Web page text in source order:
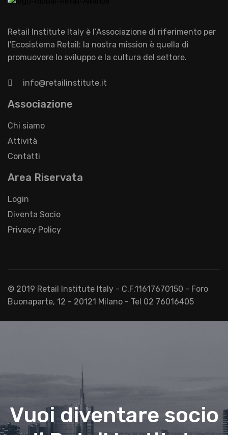
Retail Institute Italy è l’Associazione di riferimento per
l'Ecosistema Retail: la nostra mission è quella di
promuovere lo sviluppo e la cultura del settore.
info@retailinstitute.it
Associazione
Chi siamo
Attività
Contatti
Area Riservata
Login
Diventa Socio
Privacy Policy
© 2019 Retail Institute Italy - C.F.11617670150 - Foro
Buonaparte, 12 - 20121 Milano - Tel 02 76016405
Vuoi diventare socio